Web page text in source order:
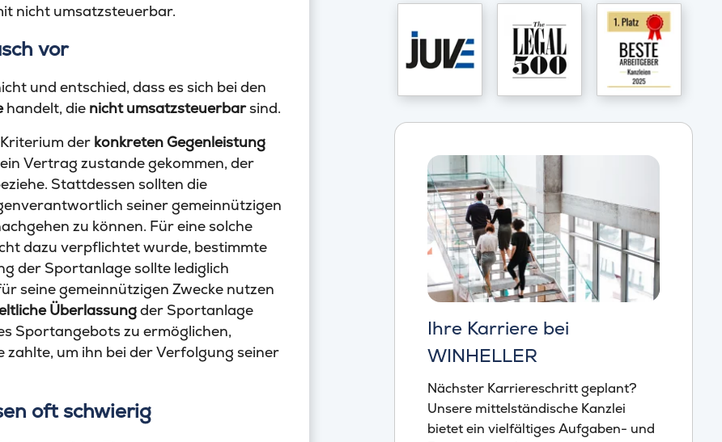
nicht umsatzsteuerbar.
vor
und entschied, dass es sich bei den
handelt, die nicht umsatzsteuerbarsind.
der konkreten Gegenleistung
Vertrag zustande gekommen, der
Stattdessen sollten die
seiner gemeinnützigen
zu können. Für eine solche
dazu verpflichtet wurde, bestimmte
der Sportanlage sollte lediglich
seine gemeinnützigen Zwecke nutzen
Überlassungder Sportanlage
Sportangebots zu ermöglichen,
zahlte, um ihn bei der Verfolgung seiner
oft schwierig
Ihre Karriere bei
WINHELLER
Nächster Karriereschritt geplant?
Unsere mittelständische Kanzlei
bietet ein vielfältiges Aufgaben- und